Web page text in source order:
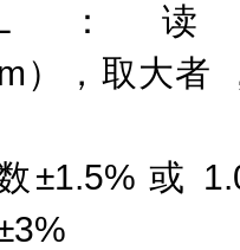
L：
） ， 取大者
±1.5%或
%